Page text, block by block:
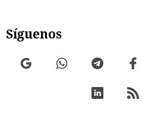
Síguenos